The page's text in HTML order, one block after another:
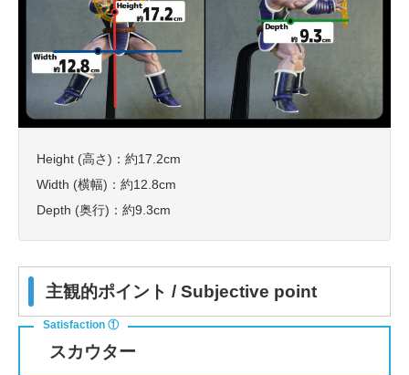
Height (高さ)：約17.2cm
Width (横幅)：約12.8cm
Depth (奥行)：約9.3cm
主観的ポイント / Subjective point
スカウター